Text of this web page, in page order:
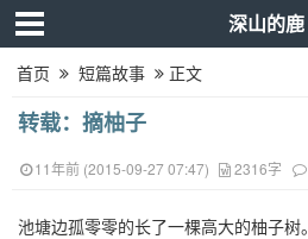
深山的鹿
首页 短篇故事 正文
转载：摘柚子
11年前 (2015-09-27 07:47) 2316字
池塘边孤零零的长了一棵高大的柚子树。